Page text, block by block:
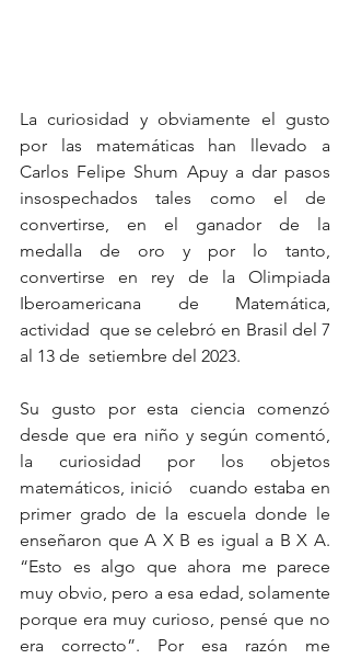
La curiosidad y obviamente el gusto
por las matemáticas han llevado a
Carlos Felipe Shum Apuy a dar pasos
insospechados tales como el de
convertirse, en el ganador de la
medalla de oro y por lo tanto,
convertirse en rey de la Olimpiada
Iberoamericana de Matemática,
actividad  que se celebró en Brasil del 7
al 13 de  setiembre del 2023.
Su gusto por esta ciencia comenzó
desde que era niño y según comentó,
la curiosidad por los objetos
matemáticos, inició   cuando estaba en
primer grado de la escuela donde le
enseñaron que A X B es igual a B X A.
“Esto es algo que ahora me parece
muy obvio, pero a esa edad, solamente
porque era muy curioso, pensé que no
era correcto”. Por esa razón me